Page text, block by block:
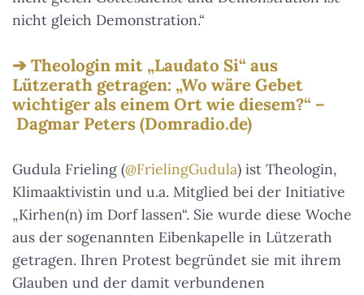
nicht gleich Demonstration.“
Theologin mit „Laudato Si“ aus
Lützerath getragen: „Wo wäre Gebet
wichtiger als einem Ort wie diesem?“ –
Dagmar Peters (Domradio.de)
Gudula Frieling (@FrielingGudula) ist Theologin,
Klimaaktivistin und u.a. Mitglied bei der Initiative
„Kirhen(n) im Dorf lassen“. Sie wurde diese Woche
aus der sogenannten Eibenkapelle in Lützerath
getragen. Ihren Protest begründet sie mit ihrem
Glauben und der damit verbundenen